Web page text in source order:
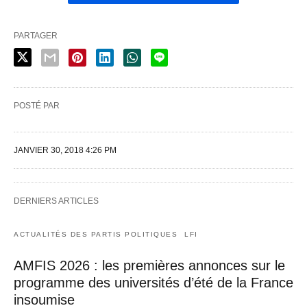
PARTAGER
POSTÉ PAR
JANVIER 30, 2018 4:26 PM
DERNIERS ARTICLES
ACTUALITÉS DES PARTIS POLITIQUES LFI
AMFIS 2026 : les premières annonces sur le
programme des universités d’été de la France
insoumise